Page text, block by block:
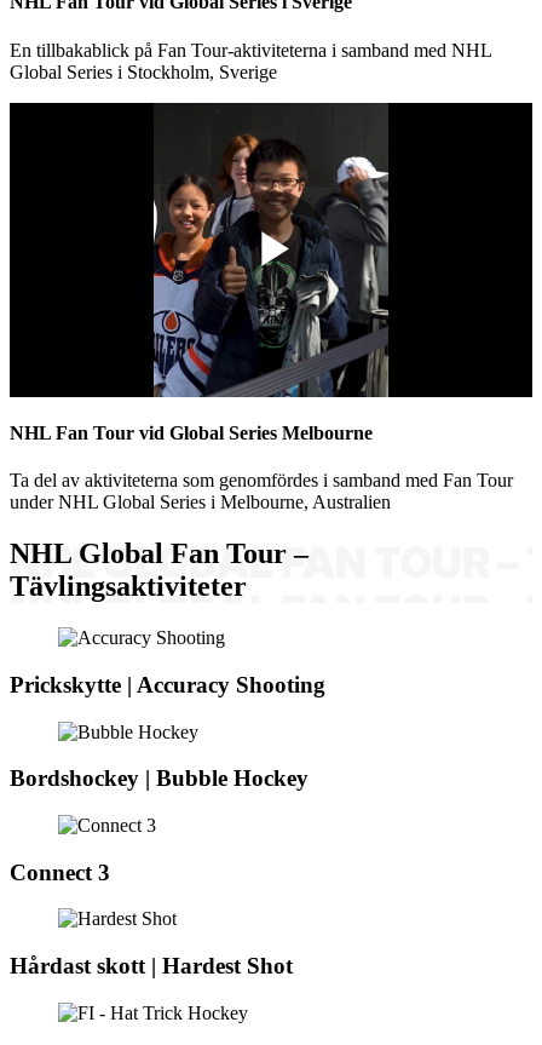
En tillbakablick på Fan Tour-aktiviteterna i samband med NHL
Global Series i Stockholm, Sverige
Play
Video
NHL Fan Tour vid Global Series Melbourne
Ta del av aktiviteterna som genomfördes i samband med Fan Tour
under NHL Global Series i Melbourne, Australien
NHL Global Fan Tour –
Tävlingsaktiviteter
Prickskytte | Accuracy Shooting
Bordshockey | Bubble Hockey
Connect 3
Hårdast skott | Hardest Shot